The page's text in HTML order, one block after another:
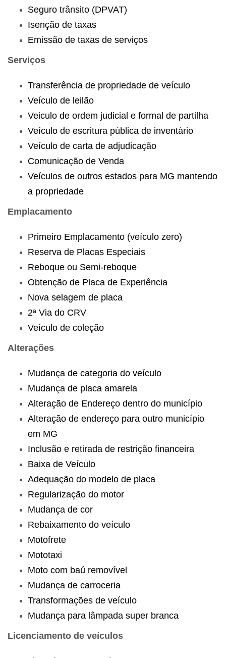
Seguro trânsito (DPVAT)
Isenção de taxas
Emissão de taxas de serviços
Serviços
Transferência de propriedade de veículo
Veículo de leilão
Veiculo de ordem judicial e formal de partilha
Veículo de escritura pública de inventário
Veículo de carta de adjudicação
Comunicação de Venda
Veículos de outros estados para MG mantendo
a propriedade
Emplacamento
Primeiro Emplacamento (veículo zero)
Reserva de Placas Especiais
Reboque ou Semi-reboque
Obtenção de Placa de Experiência
Nova selagem de placa
2ª Via do CRV
Veículo de coleção
Alterações
Mudança de categoria do veículo
Mudança de placa amarela
Alteração de Endereço dentro do município
Alteração de endereço para outro município
em MG
Inclusão e retirada de restrição financeira
Baixa de Veículo
Adequação do modelo de placa
Regularização do motor
Mudança de cor
Rebaixamento do veículo
Motofrete
Mototaxi
Moto com baú removível
Mudança de carroceria
Transformações de veículo
Mudança para lâmpada super branca
Licenciamento de veículos